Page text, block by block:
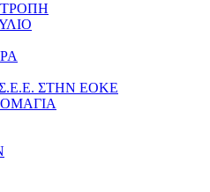
ΣΤΗΝ ΕΟΚΕ